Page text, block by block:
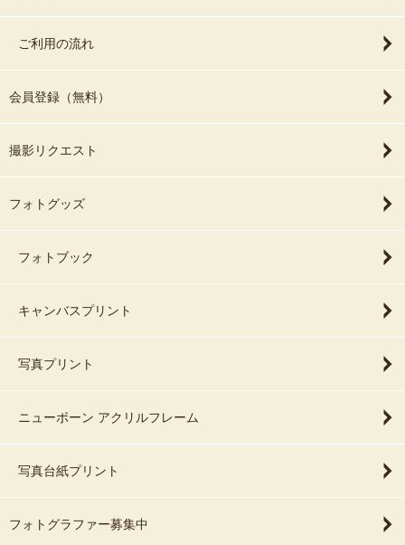
ご利用の流れ
会員登録（無料）
撮影リクエスト
フォトグッズ
フォトブック
キャンバスプリント
写真プリント
ニューボーン アクリルフレーム
写真台紙プリント
フォトグラファー募集中